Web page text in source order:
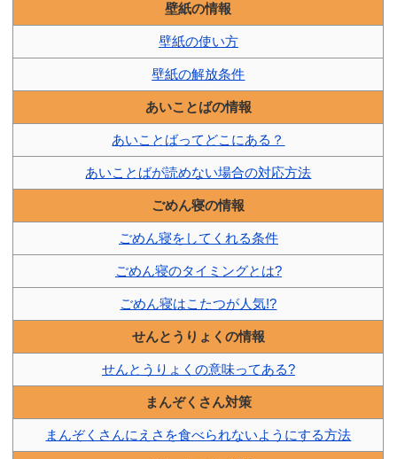
壁紙の情報
壁紙の使い方
壁紙の解放条件
あいことばの情報
あいことばってどこにある？
あいことばが読めない場合の対応方法
ごめん寝の情報
ごめん寝をしてくれる条件
ごめん寝のタイミングとは?
ごめん寝はこたつが人気!?
せんとうりょくの情報
せんとうりょくの意味ってある?
まんぞくさん対策
まんぞくさんにえさを食べられないようにする方法